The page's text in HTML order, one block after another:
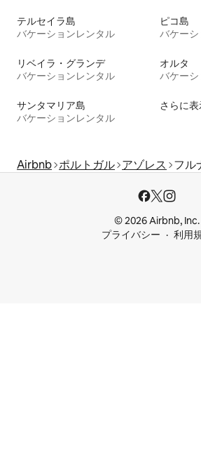
テルセイラ島
バケーションレンタル
ピコ島
バケー
リベイラ・グランデ
バケーションレンタル
オルタ
バケー
サンタマリア島
バケーションレンタル
さらに
Airbnb ポルトガル アゾレス フル
© 2026 Airbnb, Inc.
プライバシー
利用